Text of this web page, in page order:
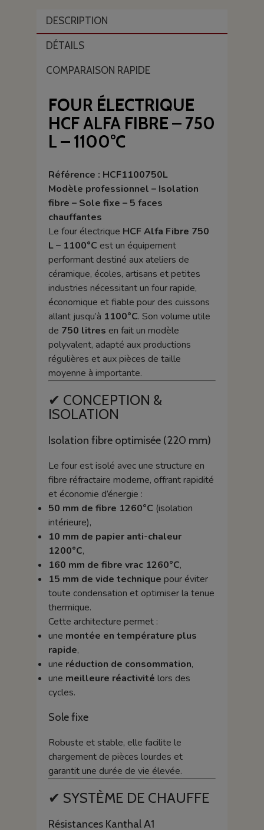
DESCRIPTION
DÉTAILS
COMPARAISON RAPIDE
FOUR ÉLECTRIQUE
HCF ALFA FIBRE – 750
L – 1100°C
Référence : HCF1100750L
Modèle professionnel – Isolation
fibre – Sole fixe – 5 faces
chauffantes
Le four électrique HCF Alfa Fibre 750
L – 1100°C est un équipement
performant destiné aux ateliers de
céramique, écoles, artisans et petites
industries nécessitant un four rapide,
économique et fiable pour des cuissons
allant jusqu’à 1100°C. Son volume utile
de 750 litres en fait un modèle
polyvalent, adapté aux productions
régulières et aux pièces de taille
moyenne à importante.
✔ CONCEPTION &
ISOLATION
Isolation fibre optimisée (220 mm)
Le four est isolé avec une structure en
fibre réfractaire moderne, offrant rapidité
et économie d’énergie :
50 mm de fibre 1260°C (isolation
intérieure),
10 mm de papier anti-chaleur
1200°C,
160 mm de fibre vrac 1260°C,
15 mm de vide technique pour éviter
toute condensation et optimiser la tenue
thermique.
Cette architecture permet :
une montée en température plus
rapide,
une réduction de consommation,
une meilleure réactivité lors des
cycles.
Sole fixe
Robuste et stable, elle facilite le
chargement de pièces lourdes et
garantit une durée de vie élevée.
✔ SYSTÈME DE CHAUFFE
Résistances Kanthal A1